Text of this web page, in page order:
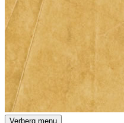
Verberg menu